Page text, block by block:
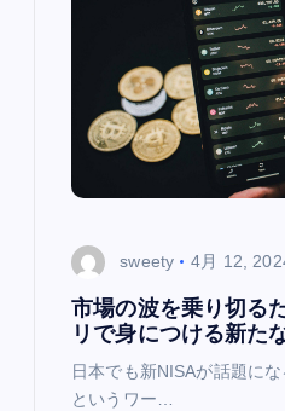
sweety 4月 12,
市場の波を乗り切る
リで身につける新た
日本でも新NISAが話題に
というワー…